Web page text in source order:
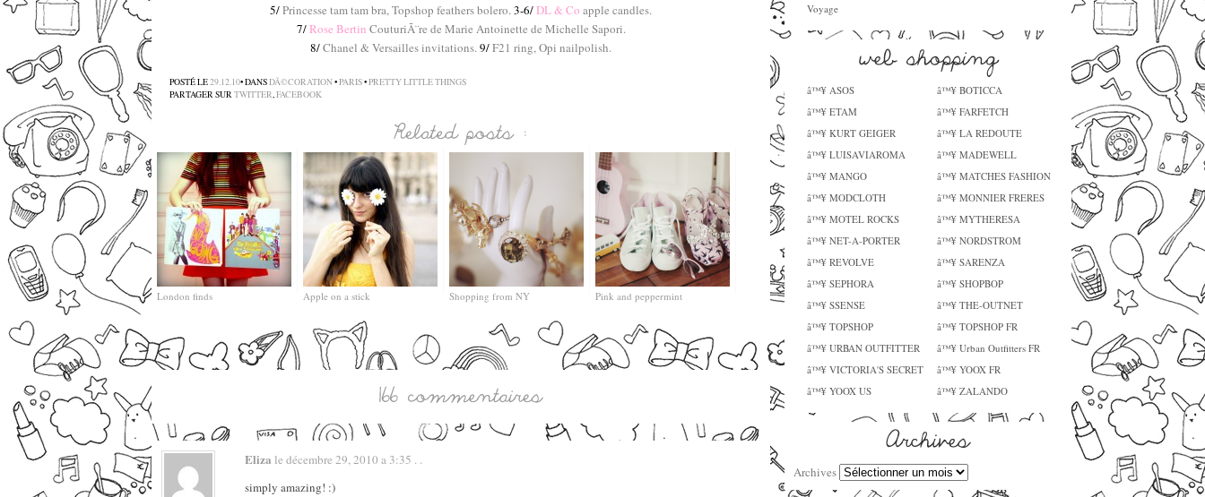
Voyage
â™¥ ASOS
â™¥ BOTICCA
â™¥ ETAM
â™¥ FARFETCH
â™¥ KURT GEIGER
â™¥ LA REDOUTE
â™¥ LUISAVIAROMA
â™¥ MADEWELL
â™¥ MANGO
â™¥ MATCHES FASHION
â™¥ MODCLOTH
â™¥ MONNIER FRERES
â™¥ MOTEL ROCKS
â™¥ MYTHERESA
â™¥ NET-A-PORTER
â™¥ NORDSTROM
â™¥ REVOLVE
â™¥ SARENZA
â™¥ SEPHORA
â™¥ SHOPBOP
â™¥ SSENSE
â™¥ THE-OUTNET
â™¥ TOPSHOP
â™¥ TOPSHOP FR
â™¥ URBAN OUTFITTER
â™¥ Urban Outfitters FR
â™¥ VICTORIA'S SECRET
â™¥ YOOX FR
â™¥ YOOX US
â™¥ ZALANDO
Archives
5/Princesse tam tam bra, Topshop feathers bolero.3-6/DL & Co apple candles.
7/Rose Bertin CouturiÃ¨re de Marie Antoinette de Michelle Sapori.
8/Chanel & Versailles invitations.9/F21 ring, Opi nailpolish.
POSTÉ LE29.12.10• DANSDÃ©CORATION•PARIS•PRETTY LITTLE THINGS
PARTAGER SURTWITTER,FACEBOOK
London finds Apple on a stick Shopping from NY Pink and peppermint
Eliza le décembre 29, 2010 a 3:35 . .
simply amazing! :)